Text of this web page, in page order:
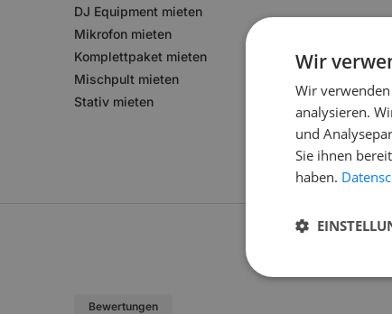
DJ Equipment mieten
Mikrofon mieten
Komplettpaket mieten
Mischpult mieten
Stativ mieten
Bewertungen
Wir
Wir
analysieren.
und
Sie ihnen
haben.